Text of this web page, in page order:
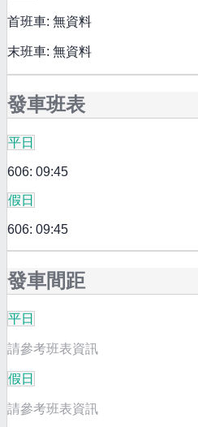
首班車: 無資料
末班車: 無資料
發車班表
平日
606: 09:45
假日
606: 09:45
發車間距
平日
請參考班表資訊
假日
請參考班表資訊